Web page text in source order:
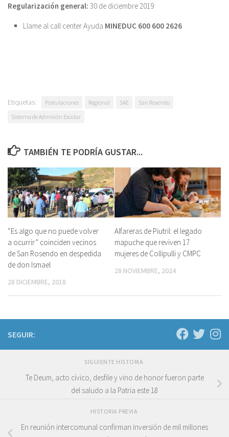
Regularización general: 30 de diciembre 2019
Llame al call center Ayuda MINEDUC 600 600 2626
Etiquetas: Postulaciones Regional SAE
San Rosendo
Sistema de Admisión Escolar
TAMBIÉN TE PODRÍA GUSTAR...
“Es algo que no puede volver
a ocurrir” coinciden vecinos
de San Rosendo en despedida
de don Ismael
28 DICIEMBRE, 2018
Alfareras de Piutril: el legado
mapuche que reviven 17
mujeres de Collipulli y CMPC
28 NOVIEMBRE, 2024
SEGUIR:
SIGUIENTE HISTORIA
Te Deum, acto cívico, desfile y vino de honor fueron parte
del saludo a la Patria este 18
HISTORIA PREVIA
En reunión intercomunal confirman inversión de mil millones